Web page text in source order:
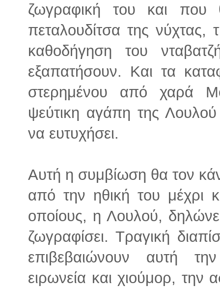
ζωγραφική του και που
πεταλουδίτσα της
καθοδήγηση του
εξαπατήσουν. Και τα
στερημένου από χαρά
ψεύτικη αγάπη της
να ευτυχήσει.
Αυτή η συμβίωση θα τον
από την ηθική του μέχρι
οποίους, η Λουλού, δηλώνει
ζωγραφίσει. Τραγική
επιβεβαιώνουν αυτή
ειρωνεία και χιούμορ,